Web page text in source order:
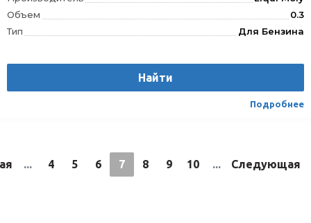
Объем
0.3
Тип
Для Бензина
Найти
Подробнее
... 4 5 6 7 8 9 10 ... Следующая